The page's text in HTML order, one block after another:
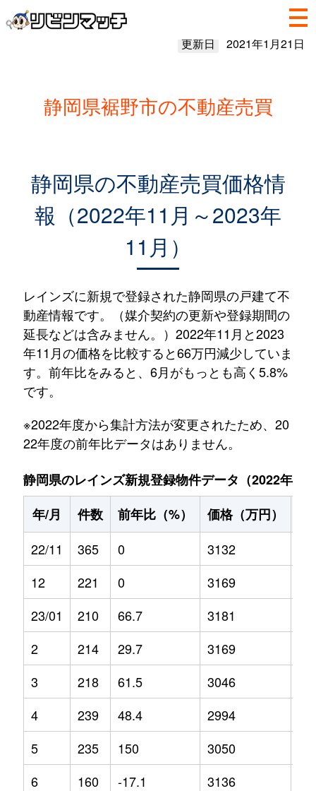
更新日 2021年1月21日
静岡県裾野市の不動産売買
静岡県の不動産売買価格情
報（2022年11月～2023年
11月）
レインズに新規で登録された静岡県の戸建て不
動産情報です。（媒介契約の更新や登録期間の
延長などは含みません。）2022年11月と2023
年11月の価格を比較すると66万円減少していま
す。前年比をみると、6月がもっとも高く5.8%
です。
※2022年度から集計方法が変更されたため、20
22年度の前年比データはありません。
静岡県のレインズ新規登録物件データ（2022年11
年/月
件数 前年比（%） 価格（万円）
22/11
365 0 3132
12
221 0 3169
23/01
210 66.7 3181
2
214 29.7 3169
3
218 61.5 3046
4
239 48.4 2994
5
235 150 3050
6
160 -17.1 3136